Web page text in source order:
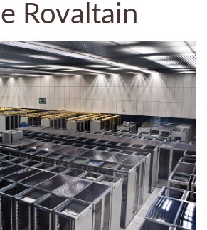
Rovaltain